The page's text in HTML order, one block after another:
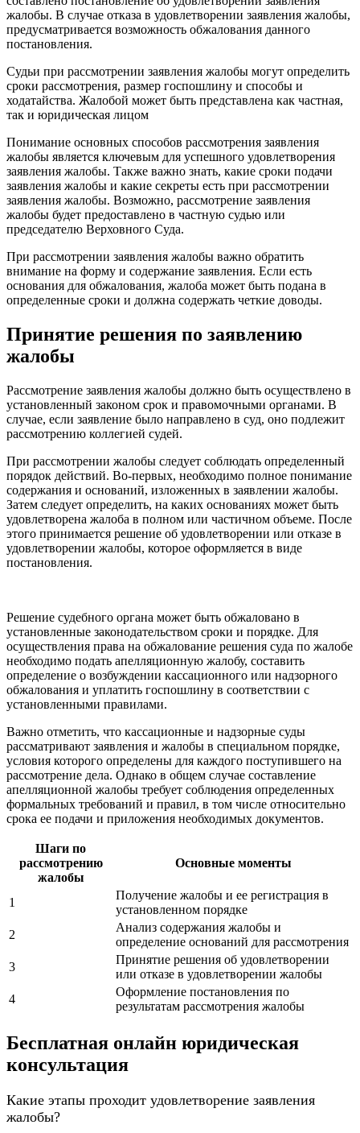
жалобы. В случае отказа в удовлетворении заявления жалобы,
предусматривается возможность обжалования данного
постановления.
Судьи при рассмотрении заявления жалобы могут определить
сроки рассмотрения, размер госпошлину и способы и
ходатайства. Жалобой может быть представлена как частная,
так и юридическая лицом
Понимание основных способов рассмотрения заявления
жалобы является ключевым для успешного удовлетворения
заявления жалобы. Также важно знать, какие сроки подачи
заявления жалобы и какие секреты есть при рассмотрении
заявления жалобы. Возможно, рассмотрение заявления
жалобы будет предоставлено в частную судью или
председателю Верховного Суда.
При рассмотрении заявления жалобы важно обратить
внимание на форму и содержание заявления. Если есть
основания для обжалования, жалоба может быть подана в
определенные сроки и должна содержать четкие доводы.
Принятие решения по заявлению
жалобы
Рассмотрение заявления жалобы должно быть осуществлено в
установленный законом срок и правомочными органами. В
случае, если заявление было направлено в суд, оно подлежит
рассмотрению коллегией судей.
При рассмотрении жалобы следует соблюдать определенный
порядок действий. Во-первых, необходимо полное понимание
содержания и оснований, изложенных в заявлении жалобы.
Затем следует определить, на каких основаниях может быть
удовлетворена жалоба в полном или частичном объеме. После
этого принимается решение об удовлетворении или отказе в
удовлетворении жалобы, которое оформляется в виде
постановления.
Решение судебного органа может быть обжаловано в
установленные законодательством сроки и порядке. Для
осуществления права на обжалование решения суда по жалобе
необходимо подать апелляционную жалобу, составить
определение о возбуждении кассационного или надзорного
обжалования и уплатить госпошлину в соответствии с
установленными правилами.
Важно отметить, что кассационные и надзорные суды
рассматривают заявления и жалобы в специальном порядке,
условия которого определены для каждого поступившего на
рассмотрение дела. Однако в общем случае составление
апелляционной жалобы требует соблюдения определенных
формальных требований и правил, в том числе относительно
срока ее подачи и приложения необходимых документов.
Шаги по
рассмотрению
жалобы
Основные моменты
1
Получение жалобы и ее регистрация в
установленном порядке
2
Анализ содержания жалобы и
определение оснований для рассмотрения
3
Принятие решения об удовлетворении
или отказе в удовлетворении жалобы
4
Оформление постановления по
результатам рассмотрения жалобы
Бесплатная онлайн юридическая
консультация
Какие этапы проходит удовлетворение заявления
жалобы?